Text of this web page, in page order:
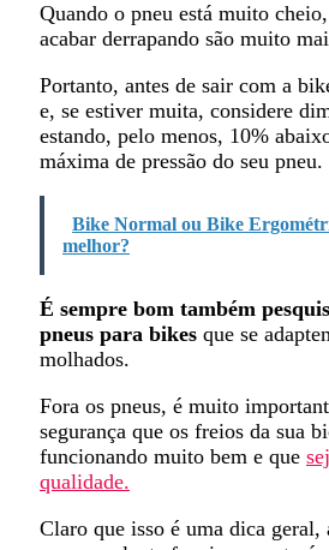
Quando o pneu está muito
acabar derrapando são muito
Portanto, antes de sair com a
e, se estiver muita, considere
estando, pelo menos, 10%
máxima de pressão do seu pneu.
Bike Normal ou Bike
melhor?
É sempre bom também
pneus para bikes que se
molhados.
Fora os pneus, é muito
segurança que os freios da sua
funcionando muito bem e que
qualidade.
Claro que isso é uma dica